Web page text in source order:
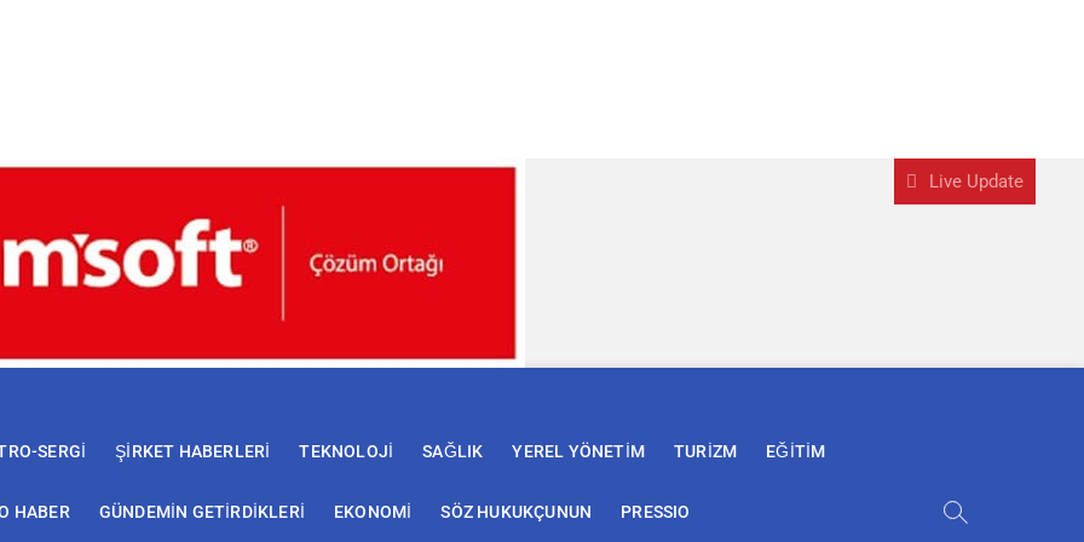
Live Update
SERGİ ŞİRKET HABERLERİ TEKNOLOJİ SAĞLIK YEREL YÖNETİM TURİZM EĞİTİM
HABER GÜNDEMİN GETİRDİKLERİ EKONOMİ SÖZ HUKUKÇUNUN PRESSIO